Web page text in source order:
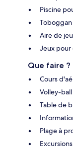
Piscine
Aire de
Jeux pour
Que faire ?
Cours
Volley-ball
Table de
Plage à